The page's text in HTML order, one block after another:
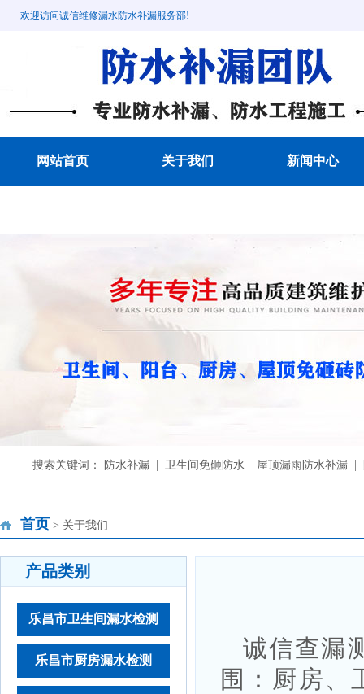
欢迎访问诚信维修漏水防水补漏服务部!
网站首页 关于我们 新闻中心
搜索关键词： 防水补漏 | 卫生间免砸防水 | 屋顶漏雨防水补漏
首页 > 关于我们
产品类别
乐昌市卫生间漏水检测
乐昌市厨房漏水检测
诚信查漏
围：厨房、